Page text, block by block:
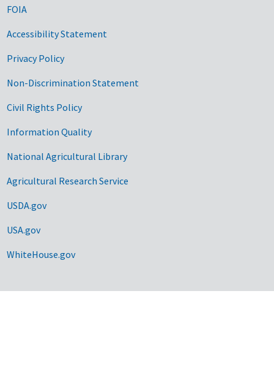
FOIA
Accessibility Statement
Privacy Policy
Non-Discrimination Statement
Civil Rights Policy
Information Quality
National Agricultural Library
Agricultural Research Service
USDA.gov
USA.gov
WhiteHouse.gov